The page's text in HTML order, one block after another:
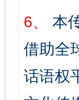
6、
本
借助全
话语权